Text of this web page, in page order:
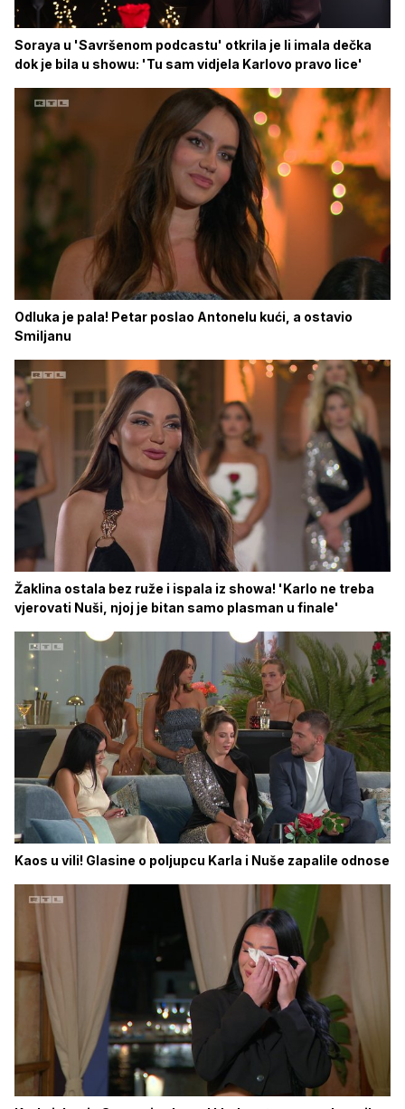
Soraya u 'Savršenom podcastu' otkrila je li imala dečka
dok je bila u showu: 'Tu sam vidjela Karlovo pravo lice'
Odluka je pala! Petar poslao Antonelu kući, a ostavio
Smiljanu
Žaklina ostala bez ruže i ispala iz showa! 'Karlo ne treba
vjerovati Nuši, njoj je bitan samo plasman u finale'
Kaos u vili! Glasine o poljupcu Karla i Nuše zapalile odnose